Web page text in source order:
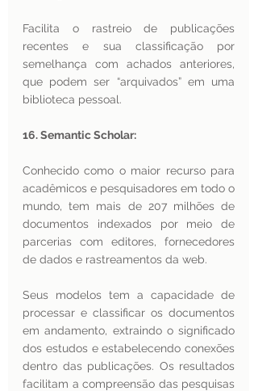
Facilita o rastreio de publicações
recentes e sua classificação por
semelhança com achados anteriores,
que podem ser “arquivados” em uma
biblioteca pessoal.
16. Semantic Scholar:
Conhecido como o maior recurso para
acadêmicos e pesquisadores em todo o
mundo, tem mais de 207 milhões de
documentos indexados por meio de
parcerias com editores, fornecedores
de dados e rastreamentos da web.
Seus modelos tem a capacidade de
processar e classificar os documentos
em andamento, extraindo o significado
dos estudos e estabelecendo conexões
dentro das publicações. Os resultados
facilitam a compreensão das pesquisas